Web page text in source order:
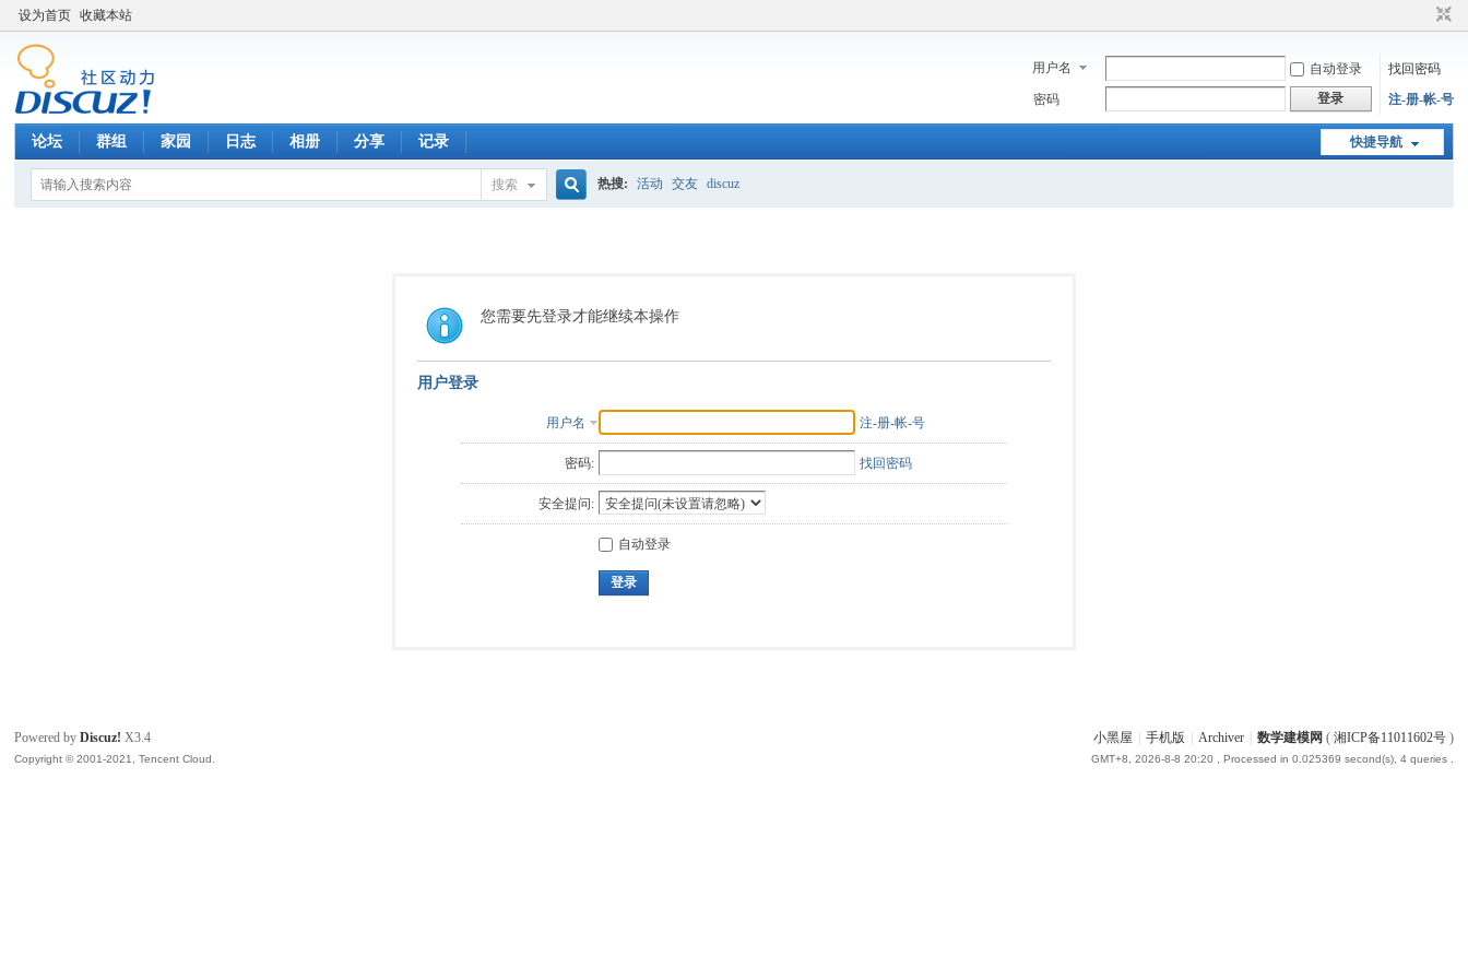
设为首页 收藏本站
用户名 自动登录
找回密码
密码
登录 注-册-帐-号
快捷导航
论坛 群组 家园 日志 相册 分享 记录
搜索
索
热搜: 活动 交友 discuz
您需要先登录才能继续本操作
用户登录
用户名 注-册-帐-号
密码: 找回密码
安全提问:
自动登录
登录
小黑屋 手机版 Archiver 数学建模网 ( 湘ICP备11011602号)
GMT+8, 2026-8-8 20:20 , Processed in 0.025369 second(s), 4 queries .
Powered byDiscuz! X3.4
Copyright © 2001-2021, Tencent Cloud.